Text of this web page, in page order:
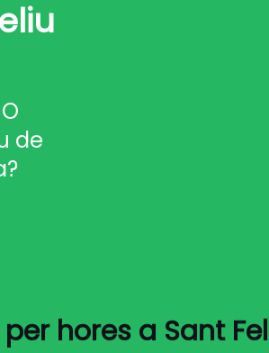
de
hores a Sant